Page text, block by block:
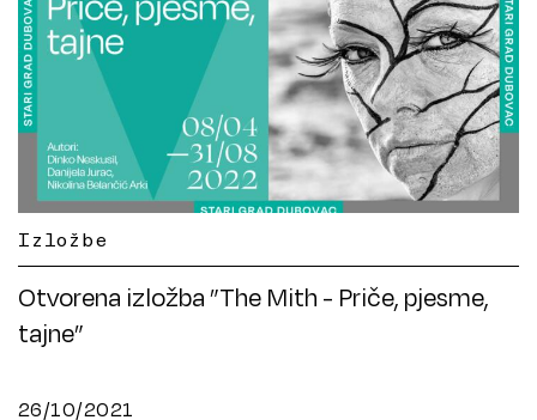
Izložbe
Otvorena izložba ”The Mith - Priče, pjesme,
tajne”
26/10/2021